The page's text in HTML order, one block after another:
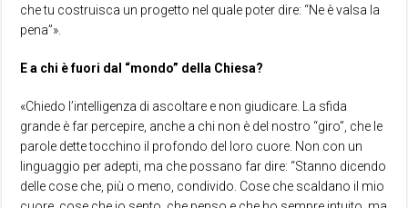
che tu costruisca un progetto nel quale poter dire: “Ne è valsa la
pena”».
E a chi è fuori dal “mondo” della Chiesa?
«Chiedo l’intelligenza di ascoltare e non giudicare. La sfida
grande è far percepire, anche a chi non è del nostro “giro”, che le
parole dette tocchino il profondo del loro cuore. Non con un
linguaggio per adepti, ma che possano far dire: “Stanno dicendo
delle cose che, più o meno, condivido. Cose che scaldano il mio